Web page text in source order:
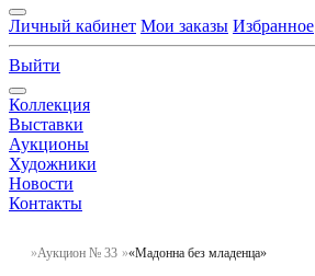
Личный кабинет Мои заказы Избранное
Выйти
Коллекция
Выставки
Аукционы
Художники
Новости
Контакты
Аукцион № 33 «Мадонна без младенца»